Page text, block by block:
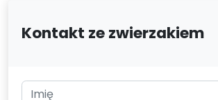
Kontakt ze zwierzakiem